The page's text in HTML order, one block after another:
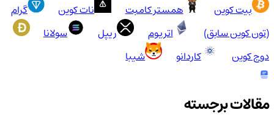
بیت کوین
همستر کامبت نات کوین
گرام
(تون کوین سابق)
اتریوم ریپل
سولانا
دوج کوین
کاردانو شیبا
مقالات برجسته